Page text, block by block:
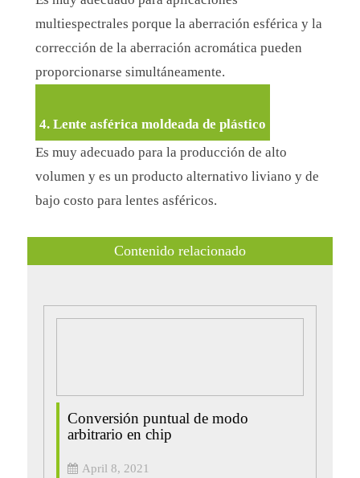
multiespectrales porque la aberración esférica y la
corrección de la aberración acromática pueden
proporcionarse simultáneamente.
4. Lente asférica moldeada de plástico
Es muy adecuado para la producción de alto
volumen y es un producto alternativo liviano y de
bajo costo para lentes asféricos.
Contenido relacionado
Conversión puntual de modo
arbitrario en chip
April 8, 2021